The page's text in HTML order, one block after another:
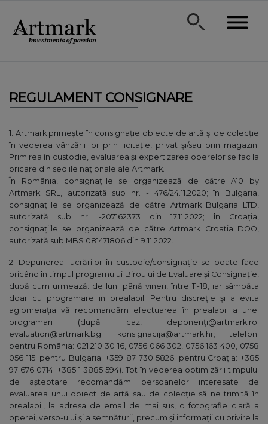
REGULAMENT CONSIGNARE
1. Artmark primeşte în consignaţie obiecte de artă și de colecție
în vederea vânzării lor prin licitaţie, privat și/sau prin magazin.
Primirea în custodie, evaluarea şi expertizarea operelor se fac la
oricare din sediile naționale ale Artmark.
În România, consignațiile se organizează de către A10 by
Artmark SRL, autorizată sub nr. - 476/24.11.2020; în Bulgaria,
consignațiile se organizează de către Artmark Bulgaria LTD,
autorizată sub nr. -207162373 din 17.11.2022; în Croația,
consignațiile se organizează de către Artmark Croatia DOO,
autorizată sub MBS 081471806 din 9.11.2022.
2. Depunerea lucrărilor în custodie/consignaţie se poate face
oricând în timpul programului Biroului de Evaluare şi Consignație,
după cum urmează: de luni până vineri, între 11-18, iar sâmbăta
doar cu programare in prealabil. Pentru discreţie şi a evita
aglomeraţia vă recomandăm efectuarea în prealabil a unei
programari (după caz, deponenţi@artmark.ro;
evaluation@artmark.bg; konsignacija@artmark.hr; telefon:
pentru România: 021 210 30 16, 0756 066 302, 0756 163 400, 0758
056 115; pentru Bulgaria: +359 87 730 5826; pentru Croația: +385
97 676 0714; +385 1 3885 594). Tot în vederea optimizării timpului
de aşteptare recomandăm persoanelor interesate de
evaluarea unui obiect de artă sau de colecție să ne trimită în
prealabil, la adresa de email de mai sus, o fotografie clară a
operei, verso-ului şi a semnăturii, precum şi informaţii cu privire la